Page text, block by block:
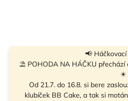
📢
⛱ POHODA NA HÁČKU přechází
☀
Od 21.7. do 16.8. si bere
klubíček BB Cake, a tak si